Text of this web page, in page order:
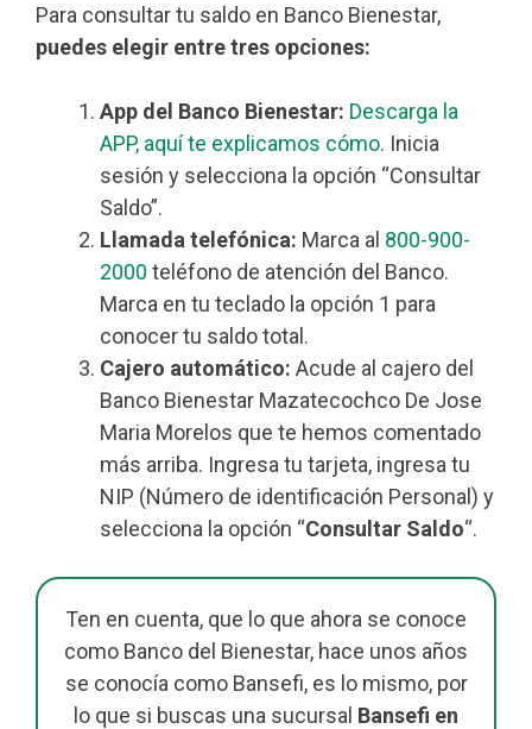
Para consultar tu saldo en Banco Bienestar,
puedes elegir entre tres opciones:
App del Banco Bienestar: Descarga la
APP, aquí te explicamos cómo. Inicia
sesión y selecciona la opción “Consultar
Saldo”.
Llamada telefónica: Marca al 800-900-
2000 teléfono de atención del Banco.
Marca en tu teclado la opción 1 para
conocer tu saldo total.
Cajero automático: Acude al cajero del
Banco Bienestar Mazatecochco De Jose
Maria Morelos que te hemos comentado
más arriba. Ingresa tu tarjeta, ingresa tu
NIP (Número de identificación Personal) y
selecciona la opción “Consultar Saldo“.
Ten en cuenta, que lo que ahora se conoce
como Banco del Bienestar, hace unos años
se conocía como Bansefi, es lo mismo, por
lo que si buscas una sucursal Bansefi en